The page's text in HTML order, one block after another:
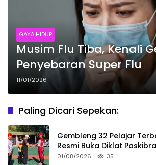
GAYA HIDUP
Musim Flu Tiba, Kenali
Penyebaran Super Flu
11/01/2026
Paling Dicari Sepekan:
Gembleng 32 Pelajar
Resmi Buka Diklat
01/08/2026 35